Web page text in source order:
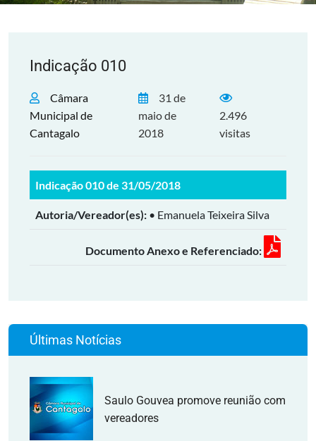
Indicação 010
Câmara
Municipal de
Cantagalo
31 de
maio de
2018
2.496
visitas
Indicação 010 de 31/05/2018
Autoria/Vereador(es): • Emanuela Teixeira Silva
Documento Anexo e Referenciado:
Últimas Notícias
Saulo Gouvea promove reunião com
vereadores